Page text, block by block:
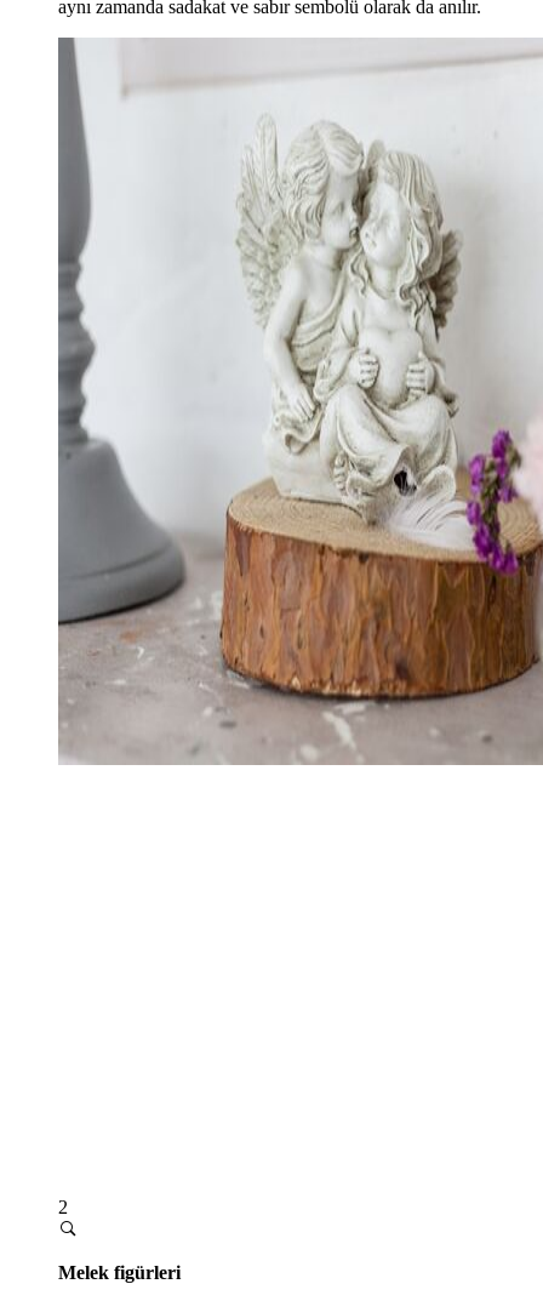
aynı zamanda sadakat ve sabır sembolü olarak da anılır.
2
Melek figürleri